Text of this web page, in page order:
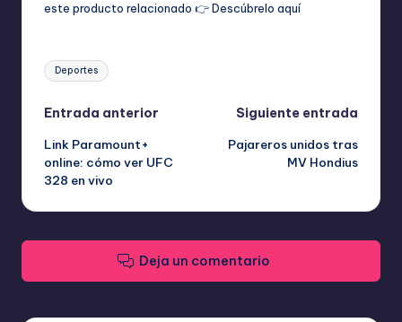
este producto relacionado 👉Descúbrelo aquí
Etiquetas:
Deportes
Navegación
de
entradas
Entrada anterior
Link Paramount+
online: cómo ver UFC
328 en vivo
Siguiente entrada
Pajareros unidos tras
MV Hondius
Deja un comentario